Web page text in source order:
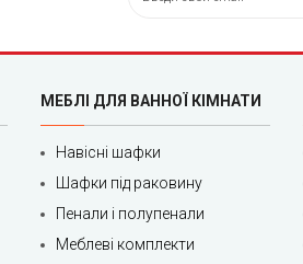
МЕБЛІ ДЛЯ ВАННОЇ КІМНАТИ
Навісні шафки
Шафки під раковину
Пенали і полупенали
Меблеві комплекти